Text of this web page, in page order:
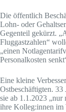
Die öffentlich
Lohn- oder
Gegenteil gekürzt.
Fluggastzahlen“
„einen
Personalkosten
Eine kleine
Ostbeschäftigten. 33
sie ab 1.1.2023 „nur
ihre Kolleg:innen im